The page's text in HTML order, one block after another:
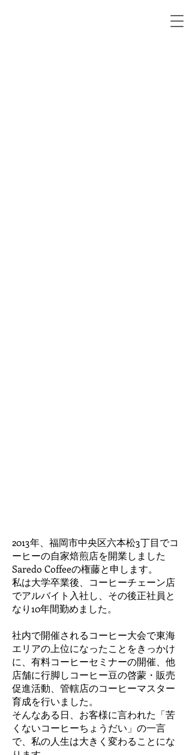
2013年、福岡市中央区六本松3丁目でコ
ーヒーの自家焙煎店を開業しました
Saredo Coffeeの権藤と申します。
私は大学卒業後、コーヒーチェーン店
でアルバイト入社し、その後正社員と
なり10年間勤めました。
社内で開催されるコーヒー大会で東海
エリアの上位になったことをきっかけ
に、有料コーヒーセミナーの開催、他
店舗に行脚しコーヒー豆の啓蒙・販売
促進活動、管轄店のコーヒーマスター
育成を行いました。
そんなある日、お客様に言われた「苦
くないコーヒーちょうだい」の一言
で、私の人生は大きく変わることにな